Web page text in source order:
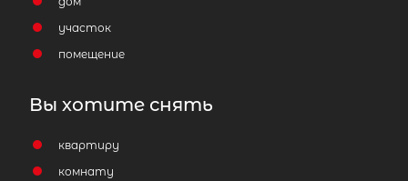
Затрудняетесь с выбором?
Мы поможем подобрать
участок
помещение
Вы хотите снять
квартиру
комнату